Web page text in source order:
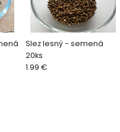
Slez lesný - semená
20ks
1.99 €